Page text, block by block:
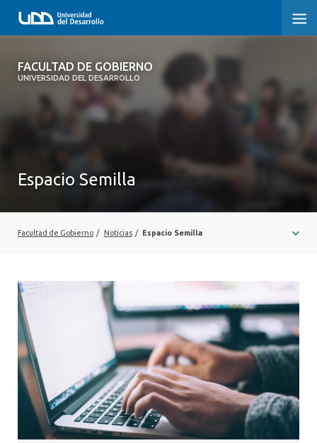
FACULTAD DE GOBIERNO
UNIVERSIDAD DEL DESARROLLO
FACULTAD DE GOBIERNO
Espacio Semilla
Facultad de Gobierno / Noticias / Espacio Semilla